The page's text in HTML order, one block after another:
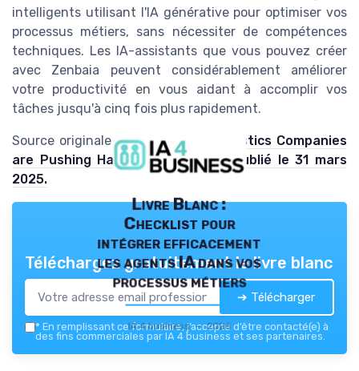
intelligents utilisant l'IA générative pour optimiser vos
processus métiers, sans nécessiter de compétences
techniques. Les IA-assistants que vous pouvez créer
avec Zenbaia peuvent considérablement améliorer
votre productivité en vous aidant à accomplir vos
tâches jusqu'à cinq fois plus rapidement.
Source originale :Katie Scott, "Logistics Companies
are Pushing Hard on AI Uptake", publié le 31 mars
2025.
Livre Blanc :
Checklist pour
intégrer efficacement
les agents IA dans vos
processus métiers
IA 4 business — 2026
Téléchargez gratuitement le livre blanc
➔ Télécharger
* En remplissant ce formulaire, j’accepte d’être contacté(e) à
des fins commerciales par IA 4 business et ses partenaires.